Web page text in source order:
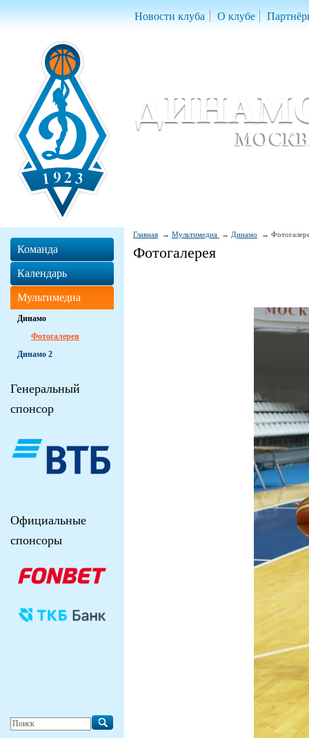
Новости клуба О клубе
Главная Мультимедиа Динамо
Фотогалерея
Команда
Календарь
Мультимедиа
Динамо
Фотогалерея
Динамо 2
Генеральный
спонсор
Официальные
спонсоры